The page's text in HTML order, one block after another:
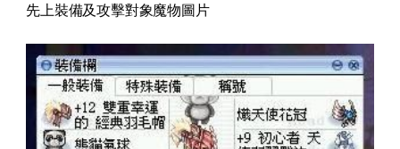
先上裝備及攻擊對象魔物圖片